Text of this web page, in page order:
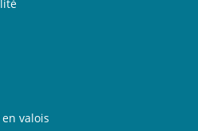
valois